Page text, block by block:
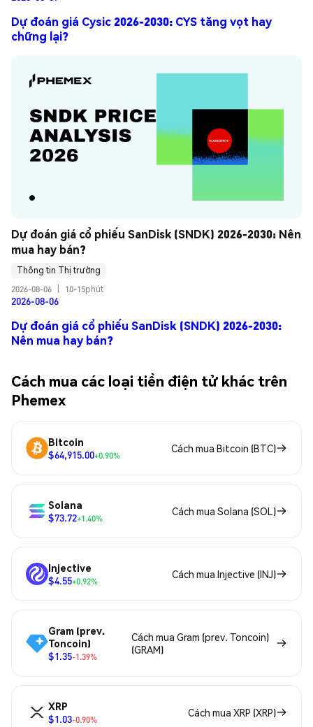
Dự đoán giá Cysic 2026-2030: CYS tăng vọt hay
chững lại?
Dự đoán giá cổ phiếu SanDisk (SNDK) 2026-2030: Nên
mua hay bán?
Thông tin Thị trường
2026-08-06
10-15phút
2026-08-06
Dự đoán giá cổ phiếu SanDisk (SNDK) 2026-2030:
Nên mua hay bán?
Cách mua các loại tiền điện tử khác trên
Phemex
Bitcoin
$64,915.00+0.90%
Cách mua Bitcoin (BTC)
Solana
$73.72+1.40%
Cách mua Solana (SOL)
Injective
$4.55+0.92%
Cách mua Injective (INJ)
Gram (prev.
Toncoin)
$1.35-1.39%
Cách mua Gram (prev. Toncoin)
(GRAM)
XRP
$1.03-0.90%
Cách mua XRP (XRP)